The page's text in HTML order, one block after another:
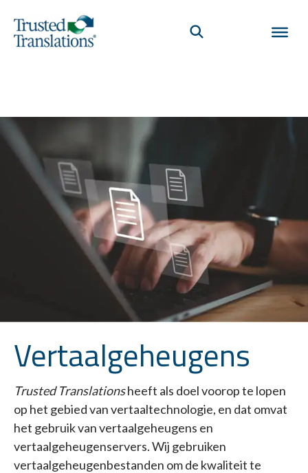
Vertaalgeheugens
Trusted Translationsheeft als doel voorop te lopen
op het gebied van vertaaltechnologie, en dat omvat
het gebruik van vertaalgeheugens en
vertaalgeheugenservers. Wij gebruiken
vertaalgeheugenbestanden om de kwaliteit te